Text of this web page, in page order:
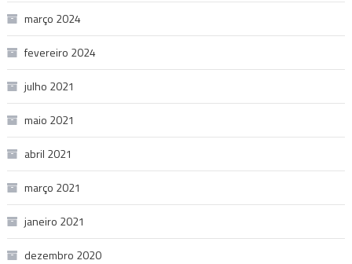
março 2024
fevereiro 2024
julho 2021
maio 2021
abril 2021
março 2021
janeiro 2021
dezembro 2020